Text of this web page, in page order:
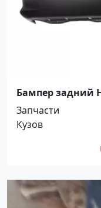
Бампер задний
Краснодар
Запчасти
Кузов